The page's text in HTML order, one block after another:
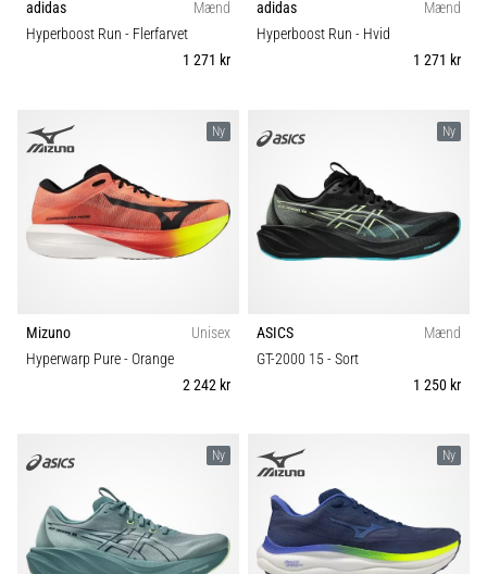
adidas
Mænd
Hyperboost Run - Flerfarvet
1 271 kr
adidas
Mænd
Hyperboost Run - Hvid
1 271 kr
Ny
Mizuno
Unisex
Hyperwarp Pure- Orange
2 242 kr
Ny
ASICS
Mænd
GT-2000 15- Sort
1 250 kr
Ny Ny